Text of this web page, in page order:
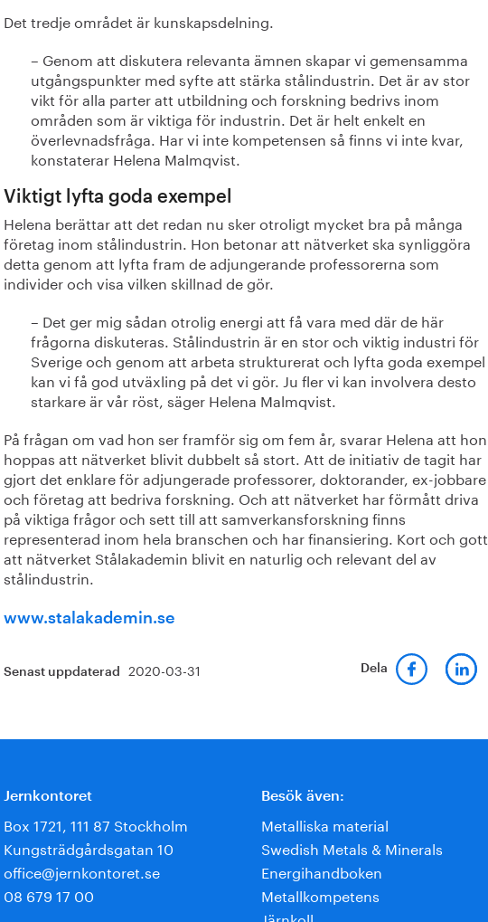
Det tredje området är kunskapsdelning.
– Genom att diskutera relevanta ämnen skapar vi gemensamma
utgångspunkter med syfte att stärka stålindustrin. Det är av stor
vikt för alla parter att utbildning och forskning bedrivs inom
områden som är viktiga för industrin. Det är helt enkelt en
överlevnadsfråga. Har vi inte kompetensen så finns vi inte kvar,
konstaterar Helena Malmqvist.
Viktigt lyfta goda exempel
Helena berättar att det redan nu sker otroligt mycket bra på många
företag inom stålindustrin. Hon betonar att nätverket ska synliggöra
detta genom att lyfta fram de adjungerande professorerna som
individer och visa vilken skillnad de gör.
– Det ger mig sådan otrolig energi att få vara med där de här
frågorna diskuteras. Stålindustrin är en stor och viktig industri för
Sverige och genom att arbeta strukturerat och lyfta goda exempel
kan vi få god utväxling på det vi gör. Ju fler vi kan involvera desto
starkare är vår röst, säger Helena Malmqvist.
På frågan om vad hon ser framför sig om fem år, svarar Helena att hon
hoppas att nätverket blivit dubbelt så stort. Att de initiativ de tagit har
gjort det enklare för adjungerade professorer, doktorander, ex-jobbare
och företag att bedriva forskning. Och att nätverket har förmått driva
på viktiga frågor och sett till att samverkansforskning finns
representerad inom hela branschen och har finansiering. Kort och gott
att nätverket Stålakademin blivit en naturlig och relevant del av
stålindustrin.
www.stalakademin.se
Senast uppdaterad 2020-03-31 Dela
Jernkontoret
Box 1721, 111 87 Stockholm
Kungsträdgårdsgatan 10
office@jernkontoret.se
08 679 17 00
Besök även:
Metalliska material
Swedish Metals & Minerals
Energihandboken
Metallkompetens